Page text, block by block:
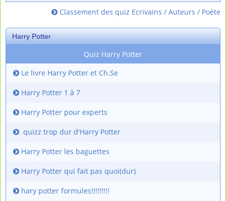
Classement des quiz Ecrivains / Auteurs / Poète
Harry Potter
Quiz Harry Potter
Le livre Harry Potter et Ch.Se
Harry Potter 1 à 7
Harry Potter pour experts
quizz trop dur d'Harry Potter
Harry Potter les baguettes
Harry Potter qui fait pas quoi(dur)
hary potter formules!!!!!!!!!